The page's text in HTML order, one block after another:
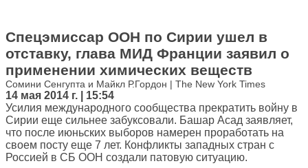
Спецэмиссар ООН по Сирии ушел в
отставку, глава МИД Франции заявил о
применении химических веществ
Сомини Сенгупта и Майкл Р.Гордон | The New York Times
14 мая 2014 г. | 15:54
Усилия международного сообщества прекратить войну в
Сирии еще сильнее забуксовали. Башар Асад заявляет,
что после июньских выборов намерен проработать на
своем посту еще 7 лет. Конфликты западных стран с
Россией в СБ ООН создали патовую ситуацию.